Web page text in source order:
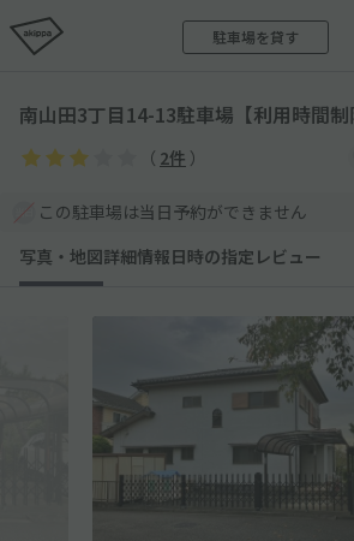
駐車場を貸す
南山田3丁目14-13駐車場【利用時間制
（ 2件 ）
この駐車場は当日予約ができません
写真・地図詳細情報日時の指定 レビュー